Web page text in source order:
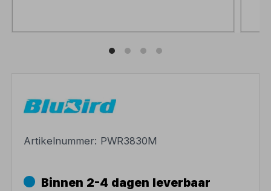
Artikelnummer: PWR3830M
Binnen 2-4 dagen leverbaar